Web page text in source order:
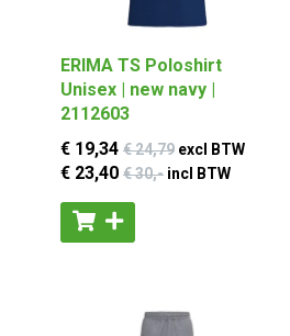
ERIMA TS Poloshirt
Unisex | new navy |
2112603
€ 19,34 € 24,79 excl BTW
€ 23,40 € 30,- incl BTW